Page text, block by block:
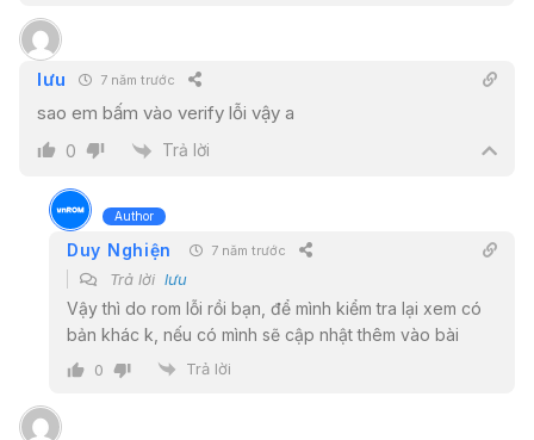
lưu 7 năm trước
sao em bấm vào verify lỗi vậy a
0 Trả lời
Author
Duy Nghiện 7 năm trước
Trả lời lưu
Vậy thì do rom lỗi rồi bạn, để mình kiểm tra lại xem có
bản khác k, nếu có mình sẽ cập nhật thêm vào bài
0 Trả lời